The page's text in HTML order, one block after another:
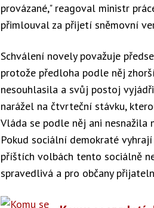
provázané," reagoval ministr
přimlouval za přijetí sněmovní
Schválení novely považuje
protože předloha podle něj
nesouhlasila a svůj postoj
narážel na čtvrteční stávku,
Vláda se podle něj ani
Pokud sociální demokraté
příštích volbách tento sociálně
spravedlivá a pro občany